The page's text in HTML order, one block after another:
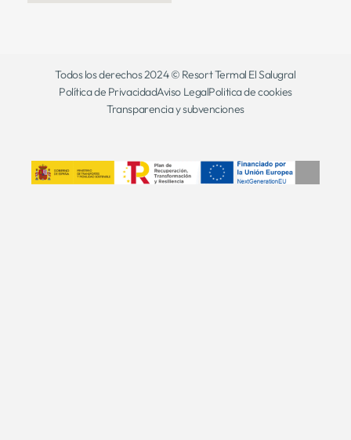
Todos los derechos 2024 © Resort Termal El Salugral
Política de PrivacidadAviso LegalPolitica de cookies
Transparencia y subvenciones